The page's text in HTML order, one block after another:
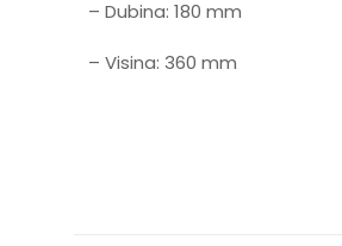
– Dubina: 180 mm
– Visina: 360 mm